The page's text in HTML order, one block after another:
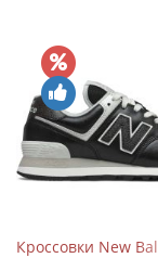
Кроссовки New